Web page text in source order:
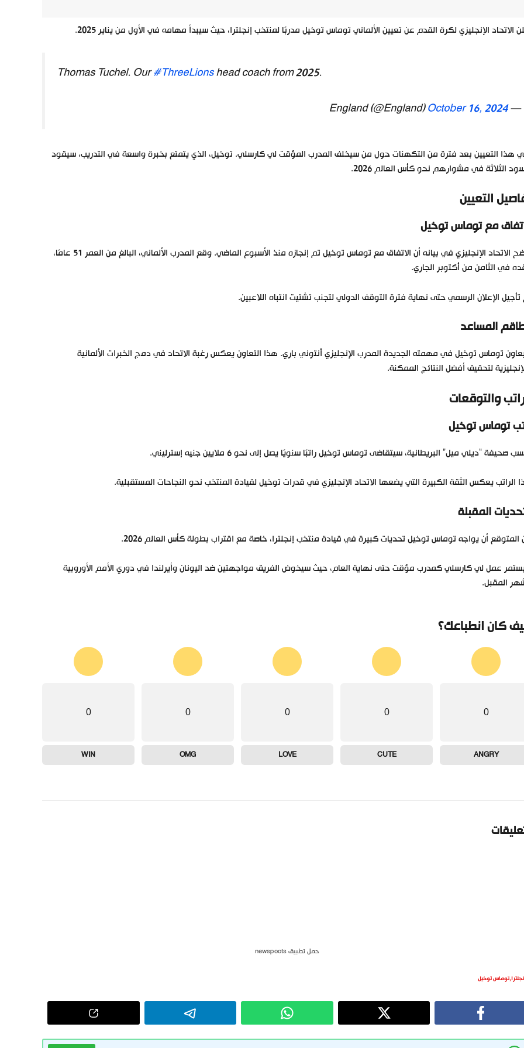
الاتحاد الإنجليزي لكرة القدم عن تعيين الألماني توماس توخيل مدربًا لمنتخب إنجلترا، حيث سيبدأ مهامه في الأول من يناير 2025.
Thomas Tuchel. Our#ThreeLionshead coach from 2025.
— England (@England)
October 16, 2024
هذا التعيين بعد فترة من التكهنات حول من سيخلف المدرب المؤقت لي كارسلي. توخيل، الذي يتمتع بخبرة واسعة في التدريب، سيقود
الثلاثة في مشوارهم نحو كأس العالم 2026.
التعيين
مع توماس توخيل
أوضح الاتحاد الإنجليزي في بيانه أن الاتفاق مع توماس توخيل تم إنجازه منذ الأسبوع الماضي. وقع المدرب الألماني، البالغ من العمر 51 عامًا،
في الثامن من أكتوبر الجاري.
الإعلان الرسمي حتى نهاية فترة التوقف الدولي لتجنب تشتيت انتباه اللاعبين.
المساعد
توماس توخيل في مهمته الجديدة المدرب الإنجليزي أنتوني باري. هذا التعاون يعكس رغبة الاتحاد في دمج الخبرات الألمانية
لتحقيق أفضل النتائج الممكنة.
والتوقعات
توماس توخيل
صحيفة “ديلي ميل” البريطانية، سيتقاضى توماس توخيل راتبًا سنويًا يصل إلى نحو 6 ملايين جنيه إسترليني.
الراتب يعكس الثقة الكبيرة التي يضعها الاتحاد الإنجليزي في قدرات توخيل لقيادة المنتخب نحو النجاحات المستقبلية.
المقبلة
أن يواجه توماس توخيل تحديات كبيرة في قيادة منتخب إنجلترا، خاصة مع اقتراب بطولة كأس العالم 2026.
عمل لي كارسلي كمدرب مؤقت حتى نهاية العام، حيث سيخوض الفريق مواجهتين ضد اليونان وأيرلندا في دوري الأمم الأوروبية
المقبل.
كان انطباعك؟
0
ANGRY
0
CUTE
0
LOVE
0
OMG
0
WIN
حمل تطبيق newspoots
,توماس توخيل